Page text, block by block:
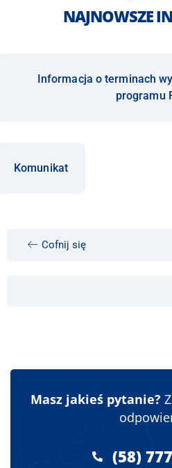
NAJNOWSZE
Informacja o terminach
programu
Komunikat
Cofnij się
Masz jakieś pytanie?
(58)